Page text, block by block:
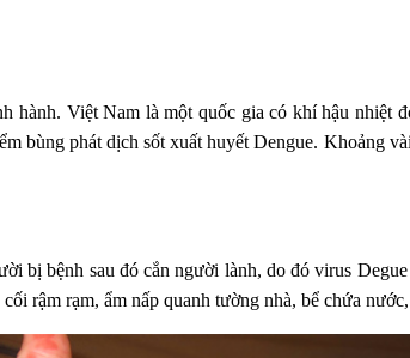
hành. Việt Nam là một quốc gia có khí hậu nhiệt
bùng phát dịch sốt xuất huyết Dengue. Khoảng
bị bệnh sau đó cắn người lành, do đó virus
rậm rạm, ẩm nấp quanh tường nhà, bể chứa